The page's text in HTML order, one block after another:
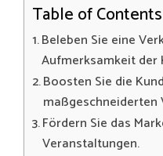
Table of Contents
Beleben Sie eine
Aufmerksamkeit der
Boosten Sie die
maßgeschneiderten
Fördern Sie das
Veranstaltungen.